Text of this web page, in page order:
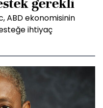
gerekli
ABD ekonomisinin
ihtiyaç